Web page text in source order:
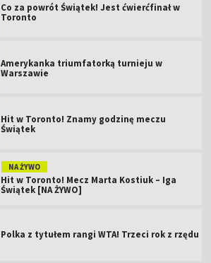
Co za powrót Świątek! Jest ćwierćfinał w
Toronto
Amerykanka triumfatorką turnieju w
Warszawie
Hit w Toronto! Znamy godzinę meczu
Świątek
NA ŻYWO
Hit w Toronto! Mecz Marta Kostiuk – Iga
Świątek [NA ŻYWO]
Polka z tytułem rangi WTA! Trzeci rok z rzędu